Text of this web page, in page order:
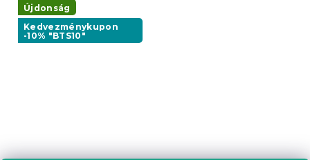
Újdonság
Kedvezménykupon
-10% "BTS10"